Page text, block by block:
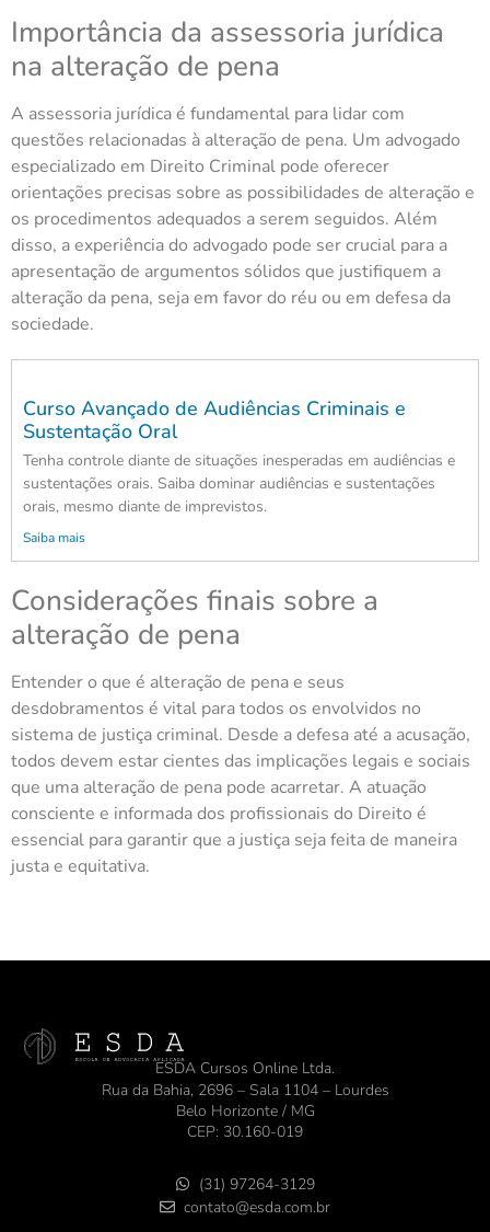
Importância da assessoria jurídica
na alteração de pena
A assessoria jurídica é fundamental para lidar com
questões relacionadas à alteração de pena. Um advogado
especializado em Direito Criminal pode oferecer
orientações precisas sobre as possibilidades de alteração e
os procedimentos adequados a serem seguidos. Além
disso, a experiência do advogado pode ser crucial para a
apresentação de argumentos sólidos que justifiquem a
alteração da pena, seja em favor do réu ou em defesa da
sociedade.
Curso Avançado de Audiências Criminais e
Sustentação Oral
Tenha controle diante de situações inesperadas em audiências e
sustentações orais. Saiba dominar audiências e sustentações
orais, mesmo diante de imprevistos.
Saiba mais
Considerações finais sobre a
alteração de pena
Entender o que é alteração de pena e seus
desdobramentos é vital para todos os envolvidos no
sistema de justiça criminal. Desde a defesa até a acusação,
todos devem estar cientes das implicações legais e sociais
que uma alteração de pena pode acarretar. A atuação
consciente e informada dos profissionais do Direito é
essencial para garantir que a justiça seja feita de maneira
justa e equitativa.
ESDA Cursos Online Ltda.
Rua da Bahia, 2696 – Sala 1104 – Lourdes
Belo Horizonte / MG
CEP: 30.160-019
(31) 97264-3129
contato@esda.com.br